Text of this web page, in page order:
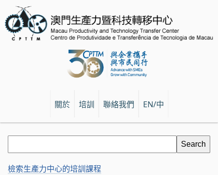
關於 培訓 聯絡我們 EN/中
檢索生產力中心的培訓課程